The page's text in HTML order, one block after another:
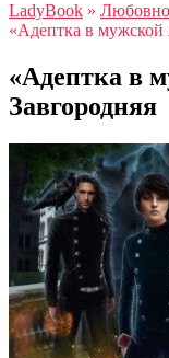
LadyBook »
«Адептка в
«Адептка в
Завгородняя